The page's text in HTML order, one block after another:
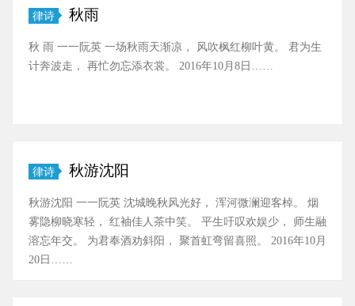
律诗 秋雨
秋 雨 一一阮英 一场秋雨天渐凉， 风吹枫红柳叶黄。 君为生
计奔波走， 再忙勿忘添衣裳。 2016年10月8日……
律诗 秋游沈阳
秋游沈阳 一一阮英 沈城晚秋风光好， 浑河微澜迎客棹。 烟
雾隐柳晓寒轻， 红袖佳人茶中笑。 平生吁叹欢娱少， 师生融
溶忘年交。 为君奉酒劝斜阳， 聚首虹弯留喜照。 2016年10月
20日……